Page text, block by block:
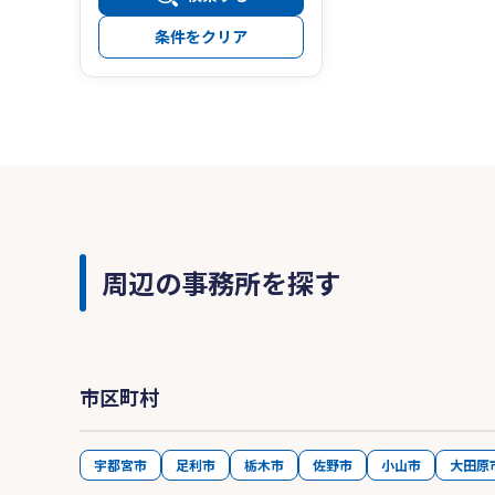
条件をクリア
周辺の事務所を探す
市区町村
宇都宮市 足利市 栃木市 佐野市 小山市 大田原